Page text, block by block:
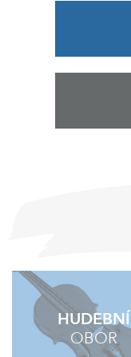
HUDEBNÍ
OBOR